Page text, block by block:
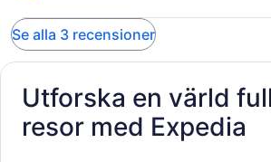
cosa necessaria) La famiglia conduttrice,
di una vigna di sagrantino e altre colture,
dell'orto (gratuitamente, almeno a noi) e
Se alla 3 recensioner
Utforska en värld
resor med Expedia